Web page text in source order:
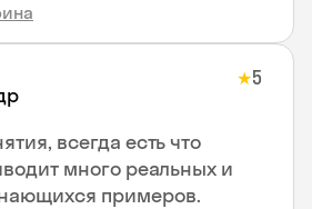
★5
всегда есть что
много реальных и
примеров.